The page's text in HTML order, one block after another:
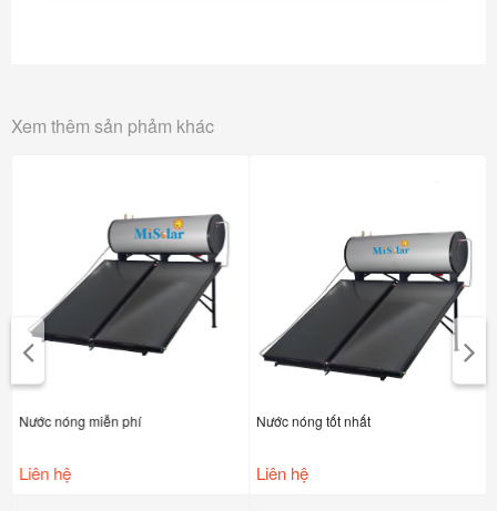
Xem thêm sản phảm khác
Nước nóng miễn phí
Liên hệ
Nước nóng tốt nhất
Liên hệ